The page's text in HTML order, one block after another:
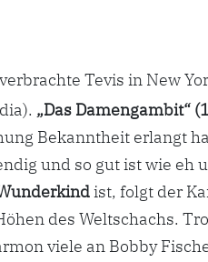
Tevis in New
„Das Damengambit“
Bekanntheit erlangt
und so gut ist wie eh
ist, folgt der
des Weltschachs.
viele an Bobby